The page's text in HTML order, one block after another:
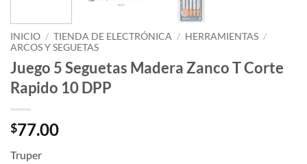
INICIO / TIENDA DE ELECTRÓNICA / HERRAMIENTAS /
ARCOS Y SEGUETAS
Juego 5 Seguetas Madera Zanco T Corte
Rapido 10 DPP
$77.00
Truper